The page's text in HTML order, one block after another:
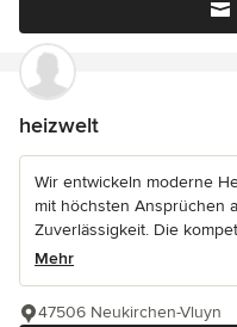
heizwelt
Wir entwickeln moderne
mit höchsten Ansprüchen
Zuverlässigkeit. Die
Mehr
47506 Neukirchen-Vluyn